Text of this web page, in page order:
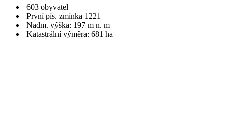
603 obyvatel
První pís. zmínka 1221
Nadm. výška: 197 m n. m
Katastrální výměra: 681 ha